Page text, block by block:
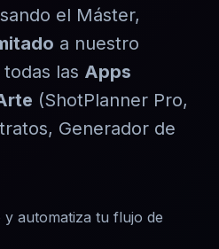
el Máster,
a nuestro
las Apps
(ShotPlanner Pro,
Generador de
automatiza tu flujo de